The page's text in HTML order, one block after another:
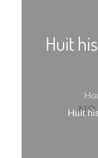
Huit
Huit